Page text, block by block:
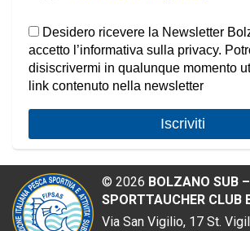
Desidero ricevere la Newsletter
accetto l’informativa sulla privacy.
disiscrivermi in qualunque momento
link contenuto nella newsletter
© 2026 BOLZANO SUB –
SPORTTAUCHER CLUB
Via San Vigilio, 17 St.